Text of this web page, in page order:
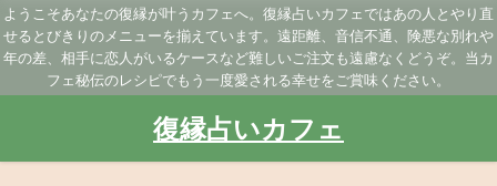
ようこそあなたの復縁が叶うカフェへ。復縁占いカフェではあの人とやり直
せるとびきりのメニューを揃えています。遠距離、音信不通、険悪な別れや
年の差、相手に恋人がいるケースなど難しいご注文も遠慮なくどうぞ。当カ
フェ秘伝のレシピでもう一度愛される幸せをご賞味ください。
復縁占いカフェ